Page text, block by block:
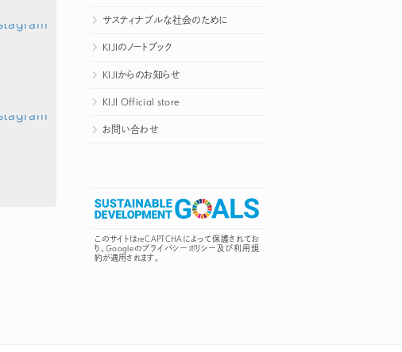
サスティナブルな社会のために
KIJIのノートブック
KIJIからのお知らせ
KIJI Official store
お問い合わせ
このサイトはreCAPTCHAによって保護されてお
り、Googleのプライバシーポリシー及び利用規
約が適用されます。